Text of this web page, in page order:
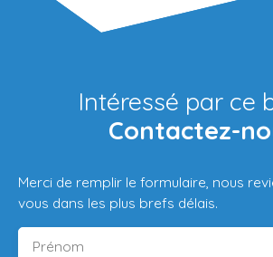
Intéressé par ce
Contactez-
Merci de remplir le formulaire, nous
vous dans les plus brefs délais.
Prénom